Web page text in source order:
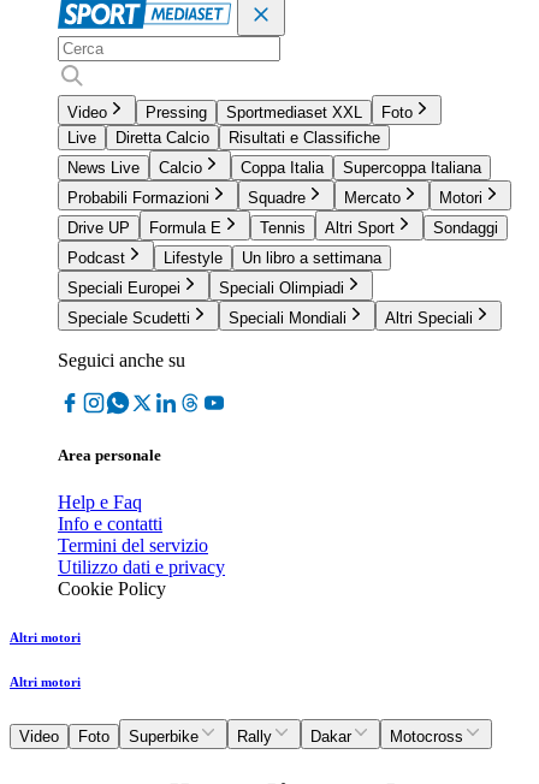
Video Pressing Sportmediaset XXL
Foto
Live
Diretta Calcio
Risultati e Classifiche
News Live
Calcio Coppa Italia
Supercoppa Italiana
Probabili Formazioni
Squadre Mercato
Motori
Drive UP
Formula E Tennis Altri Sport
Sondaggi
Podcast
Lifestyle
Un libro a settimana
Speciali Europei
Speciali Olimpiadi
Speciale Scudetti
Speciali Mondiali Altri Speciali
Seguici anche su
Area personale
Help e Faq
Info e contatti
Termini del servizio
Utilizzo dati e privacy
Cookie Policy
Altri motori
Altri motori
Video Foto Superbike Rally Dakar Motocross